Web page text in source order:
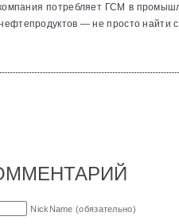
потребляет ГСМ в
— не просто найти
NickName (обязательно)